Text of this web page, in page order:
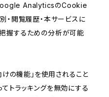
AnalyticsのCookie
・閲覧履歴・本サービスに
握するための分析が可能
の機能」を使用されること
トラッキングを無効にする